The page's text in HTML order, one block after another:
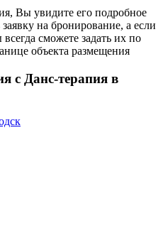
Вы увидите его подробное
на бронирование, а если
сможете задать их по
объекта размещения
с Данс-терапия в